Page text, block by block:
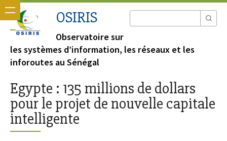
OSIRIS
Observatoire sur
les systèmes d’information, les réseaux et les
inforoutes au Sénégal
Egypte : 135 millions de dollars
pour le projet de nouvelle capitale
intelligente